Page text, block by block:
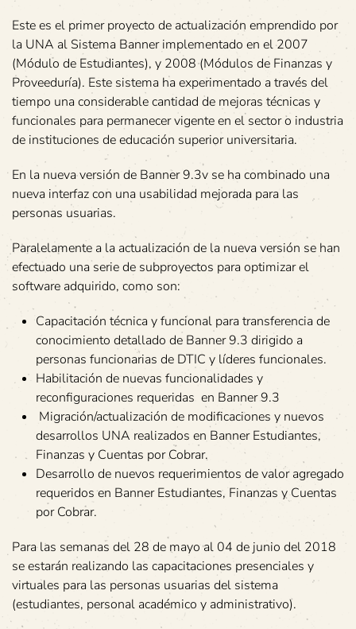
Este es el primer proyecto de actualización emprendido por
la UNA al Sistema Banner implementado en el 2007
(Módulo de Estudiantes), y 2008 (Módulos de Finanzas y
Proveeduría). Este sistema ha experimentado a través del
tiempo una considerable cantidad de mejoras técnicas y
funcionales para permanecer vigente en el sector o industria
de instituciones de educación superior universitaria.
En la nueva versión de Banner 9.3v se ha combinado una
nueva interfaz con una usabilidad mejorada para las
personas usuarias.
Paralelamente a la actualización de la nueva versión se han
efectuado una serie de subproyectos para optimizar el
software adquirido, como son:
Capacitación técnica y funcional para transferencia de
conocimiento detallado de Banner 9.3 dirigido a
personas funcionarias de DTIC y líderes funcionales.
Habilitación de nuevas funcionalidades y
reconfiguraciones requeridas en Banner 9.3
Migración/actualización de modificaciones y nuevos
desarrollos UNA realizados en Banner Estudiantes,
Finanzas y Cuentas por Cobrar.
Desarrollo de nuevos requerimientos de valor agregado
requeridos en Banner Estudiantes, Finanzas y Cuentas
por Cobrar.
Para las semanas del 28 de mayo al 04 de junio del 2018
se estarán realizando las capacitaciones presenciales y
virtuales para las personas usuarias del sistema
(estudiantes, personal académico y administrativo).